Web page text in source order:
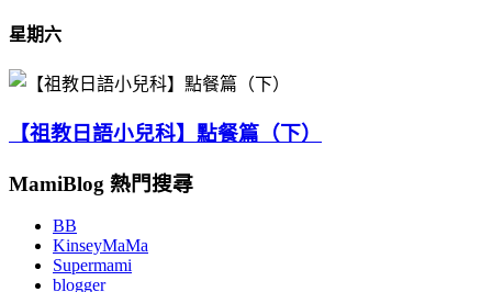
星期六
【祖教日語小兒科】點餐篇（下）
MamiBlog 熱門搜尋
BB
KinseyMaMa
Supermami
blogger